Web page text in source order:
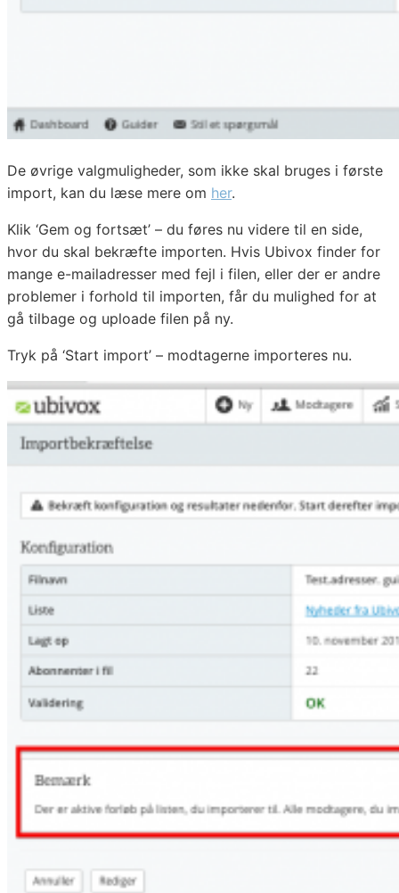
De øvrige valgmuligheder, som ikke skal bruges i første
import, kan du læse mere om her.
Klik ‘Gem og fortsæt’ – du føres nu videre til en side,
hvor du skal bekræfte importen. Hvis Ubivox finder for
mange e-mailadresser med fejl i filen, eller der er andre
problemer i forhold til importen, får du mulighed for at
gå tilbage og uploade filen på ny.
Tryk på ‘Start import’ – modtagerne importeres nu.